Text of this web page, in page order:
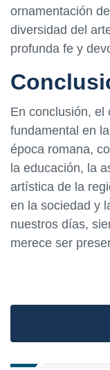
ornamentación
diversidad del
profunda fe y
En conclusión, el
fundamental en
época romana,
la educación, la
artística de la
en la sociedad y
nuestros días,
merece ser